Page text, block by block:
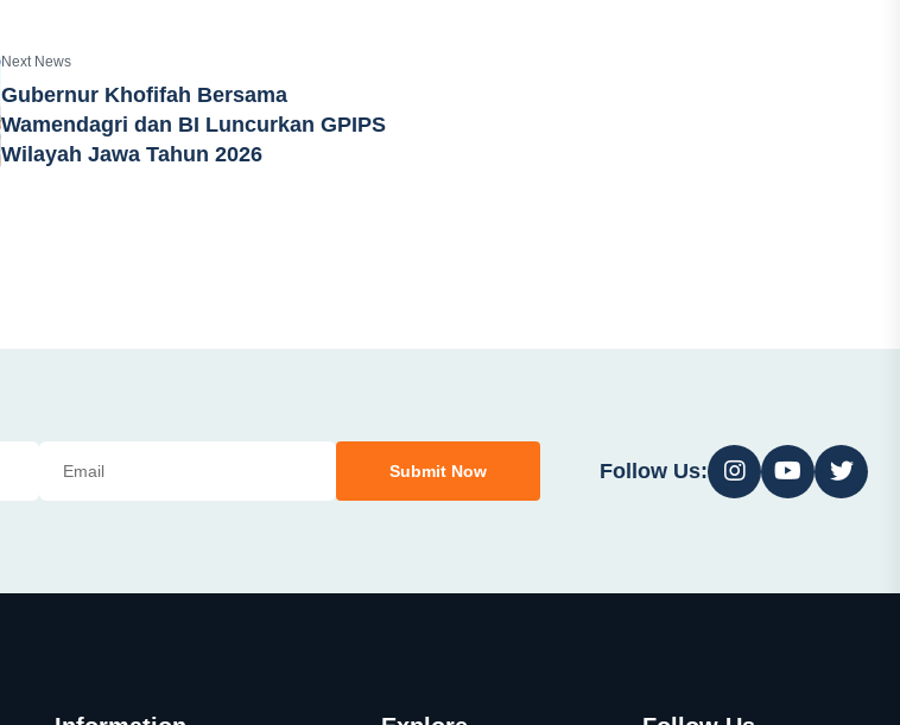
Next News
Gubernur Khofifah Bersama
Wamendagri dan BI Luncurkan GPIPS
Wilayah Jawa Tahun 2026
Submit Now Follow Us: